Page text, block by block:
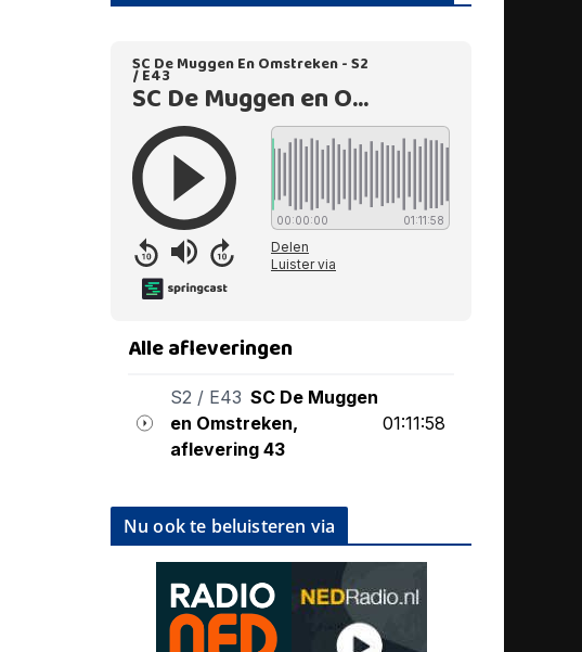
Nu ook te beluisteren via